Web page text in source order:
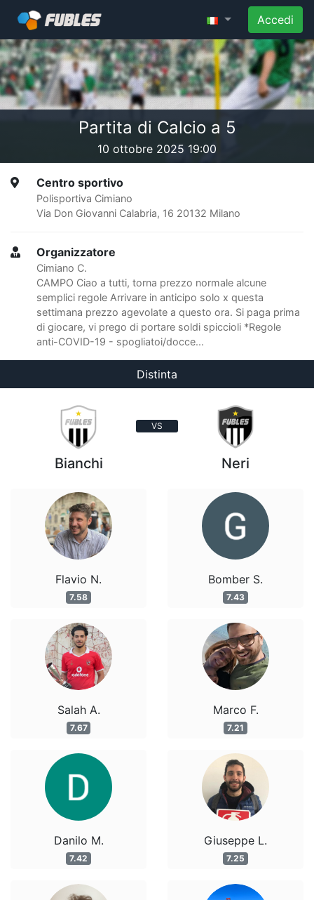
Accedi
Partita di Calcio a 5
10 ottobre 2025 19:00
Centro sportivo
Polisportiva Cimiano
Via Don Giovanni Calabria, 16 20132 Milano
Organizzatore
Cimiano C.
CAMPO Ciao a tutti, torna prezzo normale alcune
semplici regole Arrivare in anticipo solo x questa
settimana prezzo agevolate a questo ora. Si paga prima
di giocare, vi prego di portare soldi spiccioli *Regole
anti-COVID-19 - spogliatoi/docce...
Distinta
VS
Bianchi
Flavio N.
7.58
Salah A.
7.67
Danilo M.
7.42
Neri
Bomber S.
7.43
Marco F.
7.21
Giuseppe L.
7.25